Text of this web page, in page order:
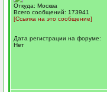
Откуда: Москва
Всего сообщений: 173941
[Ссылка на это сообщение]
Дата регистрации на форуме:
Нет